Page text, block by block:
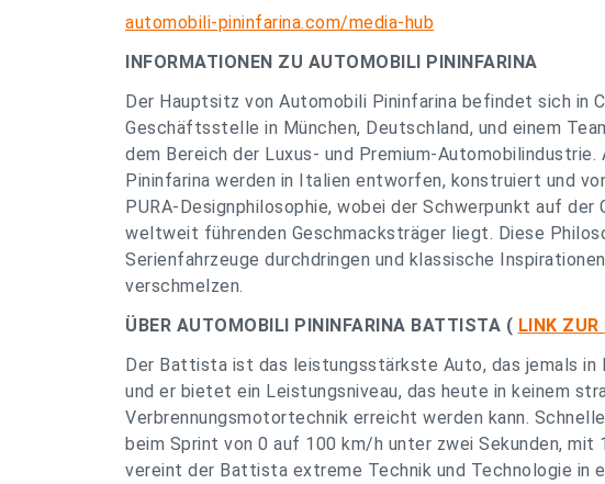
automobili-pininfarina.com/media-hub
INFORMATIONEN ZU AUTOMOBILI PININFARINA
Der Hauptsitz von Automobili Pininfarina befindet sich in
Geschäftsstelle in München, Deutschland, und einem
dem Bereich der Luxus- und Premium-
Pininfarina werden in Italien entworfen, konstruiert und
PURA-Designphilosophie, wobei der Schwerpunkt auf
weltweit führenden Geschmacksträger liegt. Diese
Serienfahrzeuge durchdringen und klassische
verschmelzen.
ÜBER AUTOMOBILI PININFARINA BATTISTA ( LINK ZUR
Der Battista ist das leistungsstärkste Auto, das jemals
und er bietet ein Leistungsniveau, das heute in keinem
Verbrennungsmotortechnik erreicht werden kann.
beim Sprint von 0 auf 100 km/h unter zwei Sekunden, mit
vereint der Battista extreme Technik und Technologie in